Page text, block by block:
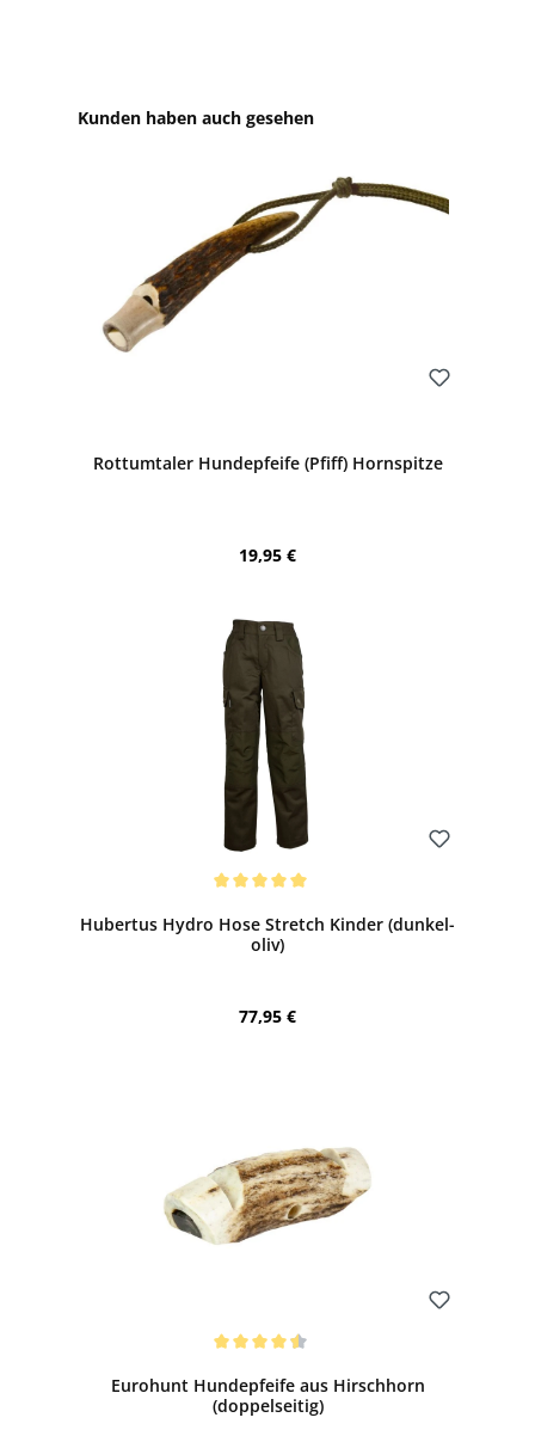
Produktgalerie überspringen
Kunden haben auch gesehen
Rottumtaler Hundepfeife (Pfiff) Hornspitze
Regulärer Preis:
19,95 €
Hubertus Hydro Hose Stretch Kinder (dunkel-
oliv)
Regulärer Preis:
77,95 €
Eurohunt Hundepfeife aus Hirschhorn
(doppelseitig)